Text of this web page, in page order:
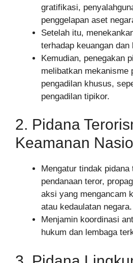
gratifikasi,
penggelapan aset
Setelah itu,
terhadap keuangan dan
Kemudian, penegakan
melibatkan mekanisme
pengadilan khusus,
pengadilan tipikor.
2. Pidana
Keamanan
Mengatur tindak pidana
pendanaan teror,
aksi yang mengancam
atau kedaulatan negara.
Menjamin koordinasi
hukum dan lembaga